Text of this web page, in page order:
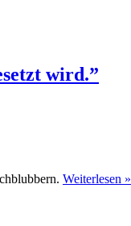
wird.”
Weiterlesen »